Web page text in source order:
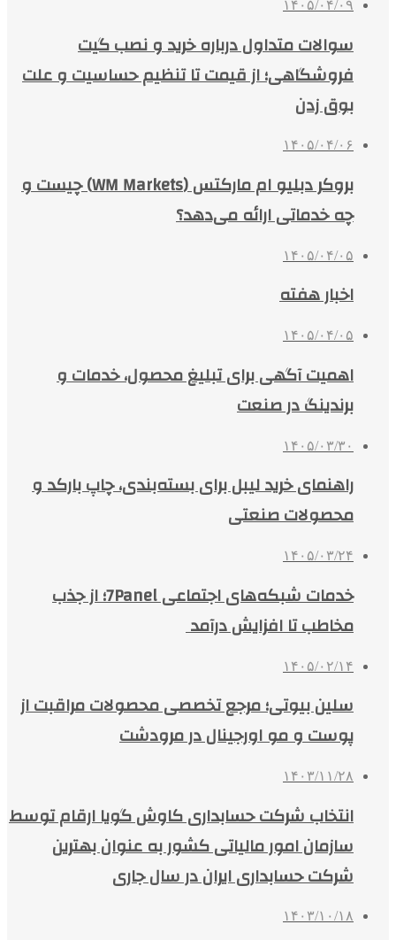
۱۴۰۵/۰۴/۰۹
سوالات متداول درباره خرید و نصب گیت
فروشگاهی؛ از قیمت تا تنظیم حساسیت و علت
بوق زدن
۱۴۰۵/۰۴/۰۶
بروکر دبلیو ام مارکتس (WM Markets) چیست و
چه خدماتی ارائه می‌دهد؟
۱۴۰۵/۰۴/۰۵
اخبار هفته
۱۴۰۵/۰۴/۰۵
اهمیت آگهی برای تبلیغ محصول، خدمات و
برندینگ در صنعت
۱۴۰۵/۰۳/۳۰
راهنمای خرید لیبل برای بسته‌بندی، چاپ بارکد و
محصولات صنعتی
۱۴۰۵/۰۳/۲۴
خدمات شبکه‌های اجتماعی 7Panel؛ از جذب
مخاطب تا افزایش درآمد
۱۴۰۵/۰۲/۱۴
سلین بیوتی؛ مرجع تخصصی محصولات مراقبت از
پوست و مو اورجینال در مرودشت
۱۴۰۳/۱۱/۲۸
انتخاب شرکت حسابداری کاوش گویا ارقام توسط
سازمان امور مالیاتی کشور به عنوان بهترین
شرکت حسابداری ایران در سال جاری
۱۴۰۳/۱۰/۱۸